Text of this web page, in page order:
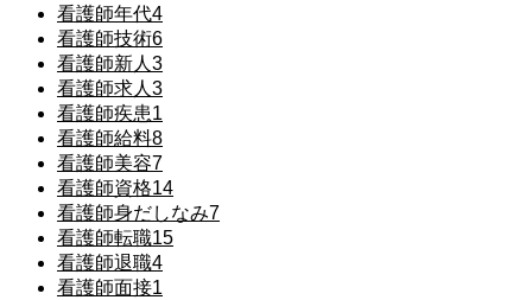
看護師年代4
看護師技術6
看護師新人 3
看護師求人 3
看護師疾患1
看護師給料8
看護師美容7
看護師資格14
看護師身だしなみ7
看護師転職15
看護師退職4
看護師面接1